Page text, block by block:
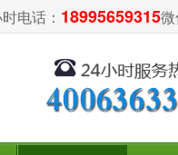
电话： 18995659315